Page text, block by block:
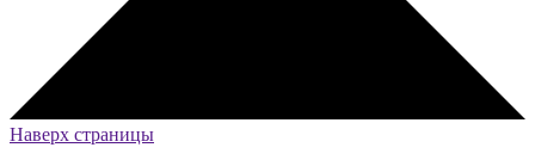
Наверх страницы